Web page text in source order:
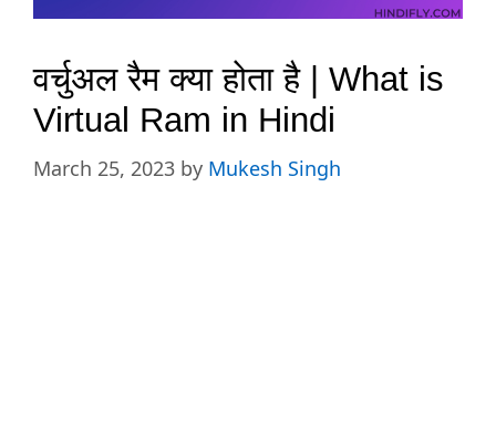
वर्चुअल रैम क्या होता है | What is
Virtual Ram in Hindi
March 25, 2023 by Mukesh Singh